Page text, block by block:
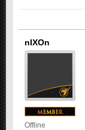
nIXOn
Offline